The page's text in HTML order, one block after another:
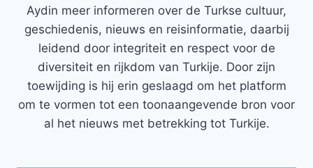
Aydin meer informeren over de Turkse cultuur,
geschiedenis, nieuws en reisinformatie, daarbij
leidend door integriteit en respect voor de
diversiteit en rijkdom van Turkije. Door zijn
toewijding is hij erin geslaagd om het platform
om te vormen tot een toonaangevende bron voor
al het nieuws met betrekking tot Turkije.